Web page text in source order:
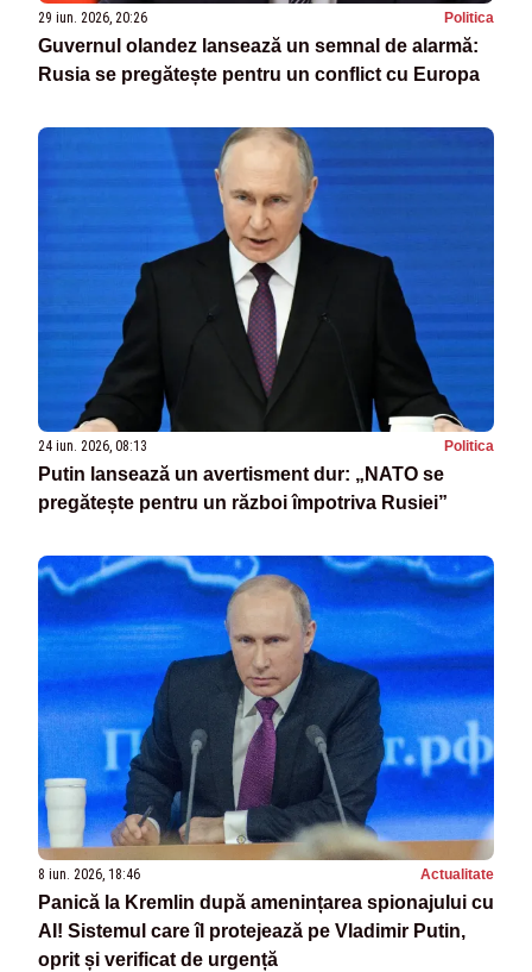
29 iun. 2026, 20:26 Politica
Guvernul olandez lansează un semnal de alarmă:
Rusia se pregătește pentru un conflict cu Europa
24 iun. 2026, 08:13 Politica
Putin lansează un avertisment dur: „NATO se
pregătește pentru un război împotriva Rusiei”
8 iun. 2026, 18:46 Actualitate
Panică la Kremlin după amenințarea spionajului cu
AI! Sistemul care îl protejează pe Vladimir Putin,
oprit și verificat de urgență